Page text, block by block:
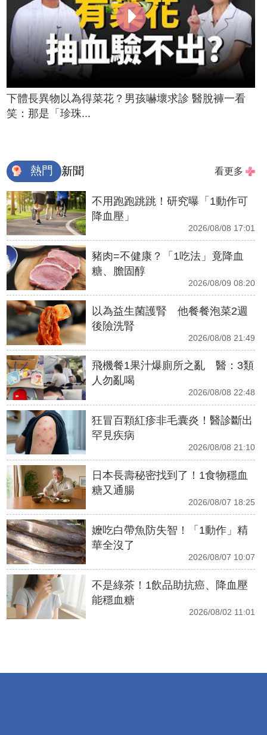
下體長異物以為得菜花？男孩嚇壞求診 醫脫褲一看
笑：那是「珍珠...
熱門 新聞 看更多
不用跑跑跳跳！研究曝「1動作可
降血壓」
2026/08/08 17:01
豬肉=不健康？「1吃法」竟降血
糖、膽固醇
2026/08/09 08:20
以為益生菌護腎 他餐餐泡菜2週
後險洗腎
2026/08/08 21:49
飛機餐1果汁爆廁所之亂 醫：3類
人勿亂喝
2026/08/08 22:48
狂冒百顆紅疹非毛囊炎！醫診斷出
罕見疾病
2026/08/08 21:10
日本長壽秘密找到了！1食物穩血
糖又通腸
2026/08/07 18:25
嬤吃白帶魚防失智！「1動作」精
華全沒了
2026/08/07 10:07
不是綠茶！1飲品助抗癌、降血壓
能穩血糖
2026/08/02 11:01